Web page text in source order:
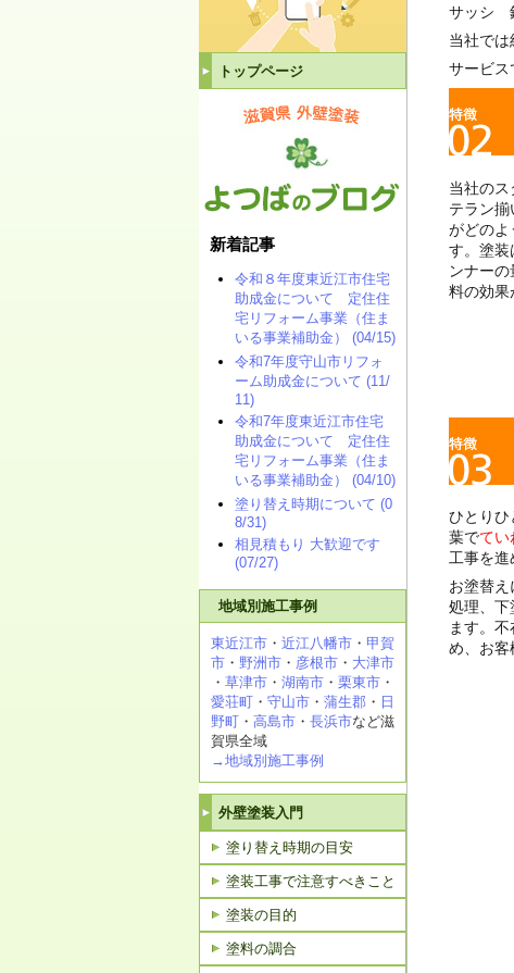
サッシ
当社で
サービス
当社の
テラン
がどのよ
す。 塗装
ンナー
料の効果
ひとりひ
葉でてい
工事を進
お塗替え
処理、下
ます。
め、お客
トップページ
新着記事
令和８年度東近江市住宅
助成金について 定住住
宅リフォーム事業（住ま
いる事業補助金） (04/15)
令和7年度守山市リフォ
ーム助成金について (11/
11)
令和7年度東近江市住宅
助成金について 定住住
宅リフォーム事業（住ま
いる事業補助金） (04/10)
塗り替え時期について (0
8/31)
相見積もり 大歓迎です
(07/27)
地域別施工事例
東近江市 ・ 近江八幡市 ・ 甲賀
市 ・ 野洲市 ・ 彦根市 ・ 大津市
・ 草津市 ・ 湖南市 ・ 栗東市 ・
愛荘町 ・ 守山市 ・ 蒲生郡 ・ 日
野町 ・ 高島市 ・ 長浜市など滋
賀県全域
→地域別施工事例
外壁塗装入門
塗り替え時期の目安
塗装工事で注意すべきこと
塗装の目的
塗料の調合